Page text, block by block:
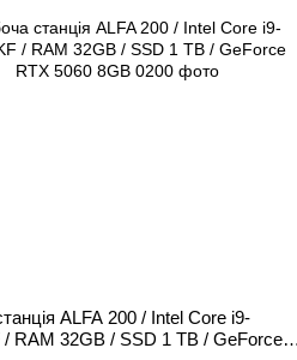
ALFA 200 / Intel Core i9-
/ RAM 32GB / SSD 1 TB / GeForce